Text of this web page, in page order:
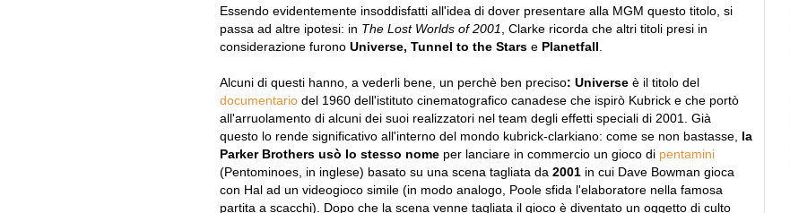
Essendo evidentemente insoddisfatti all'idea di dover presentare alla MGM questo titolo, si
passa ad altre ipotesi: in The Lost Worlds of 2001
, Clarke ricorda che altri titoli presi in
considerazione furono Universe, Tunnel to the Stars e Planetfall
Alcuni di questi hanno, a vederli bene, un perchè ben preciso: Universe è il titolo del
documentario del 1960 dell'istituto cinematografico canadese che ispirò Kubrick e che portò
all'arruolamento di alcuni dei suoi realizzatori nel team degli effetti speciali di 2001. Già
questo lo rende significativo all'interno del mondo kubrick-clarkiano: come se non bastasse, la
Parker Brothers usò lo stesso nome per lanciare in commercio un gioco di pentamini
(Pentominoes, in inglese) basato su una scena tagliata da 2001 in cui Dave Bowman gioca
con Hal ad un videogioco simile (in modo analogo, Poole sfida l'elaboratore nella famosa
partita a scacchi). Dopo che la scena venne tagliata il gioco è diventato un oggetto di culto